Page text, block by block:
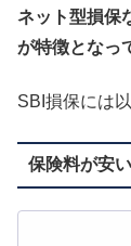
ネット型損保
が特徴となっ
SBI損保には
保険料が安い